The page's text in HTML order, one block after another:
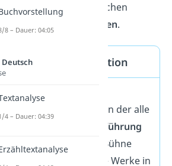
unterscheidest du zwischen
Komödien
Tragödien.
Dramatik — Definition
Die Dramatik ist eine
literarische Gattung, in der alle
Vorführung
des Textes auf einer Bühne
ausgerichtet sind. Die Werke in
8 – Dauer: 04:05
4 – Dauer: 04:39